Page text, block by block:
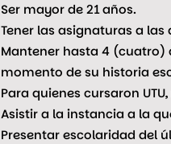
Ser mayor de 21 años.
Tener las asignaturas a
Mantener hasta 4 (cuatro)
momento de su historia
Para quienes cursaron
Asistir a la instancia a la
Presentar escolaridad del